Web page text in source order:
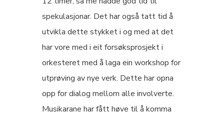
spekulasjonar. Det har også tatt tid å
utvikla dette stykket i og med at det
har vore med i eit forsøksprosjekt i
orkesteret med å laga ein workshop for
utprøving av nye verk. Dette har opna
opp for dialog mellom alle involverte.
Musikarane har fått høve til å komma